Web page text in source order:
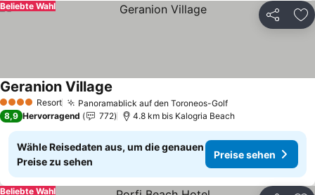
Teilen
Beliebte Wahl
4 Sterne Resort Panoramablick auf den Toroneos-GolfPreise sehen
Geranion Village
8,9 Hervorragend 772 4.8 km bis Kalogria Beach
Wähle Reisedaten aus, um die genauen
Preise zu sehen
Preise sehen
Beliebte Wahl